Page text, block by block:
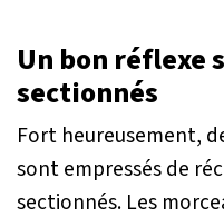
Un bon réflexe
sectionnés
Fort heureusement,
sont empressés de
sectionnés. Les